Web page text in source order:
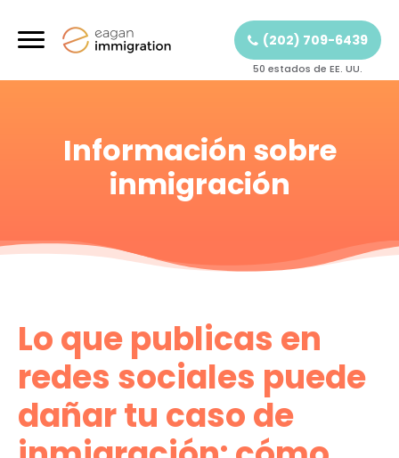
(202) 709-6439
50 estados de EE. UU.
Información sobre
inmigración
Lo que publicas en
redes sociales puede
dañar tu caso de